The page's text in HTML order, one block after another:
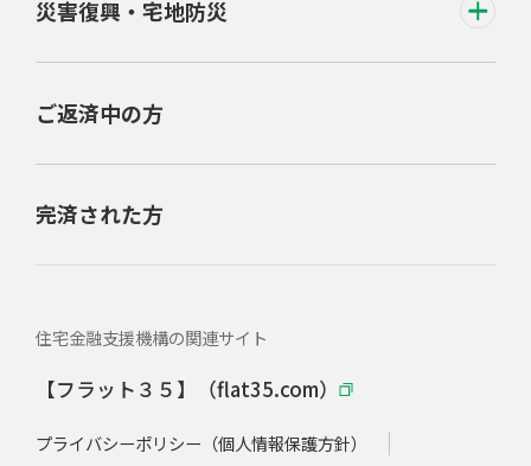
災害復興・宅地防災
ご返済中の方
完済された方
住宅金融支援機構の関連サイト
【フラット３５】（flat35.com）
プライバシーポリシー（個人情報保護方針）